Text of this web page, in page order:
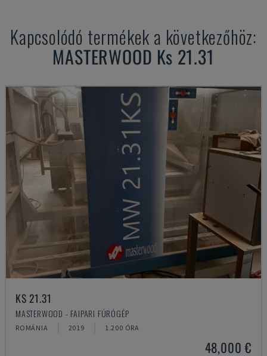
Kapcsolódó termékek a következőhöz:
MASTERWOOD Ks 21.31
KS 21.31
MASTERWOOD - FAIPARI FÚRÓGÉP
ROMÁNIA 2019 1.200 ÓRA
48,000 €